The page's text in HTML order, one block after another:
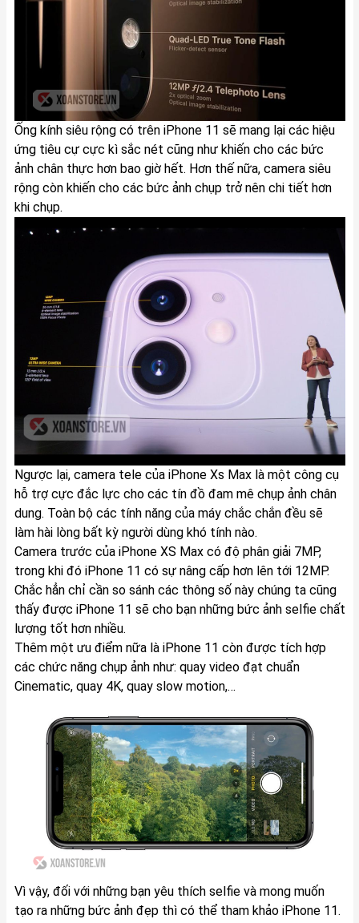
Ống kính siêu rộng có trên iPhone 11 sẽ mang lại các hiệu
ứng tiêu cự cực kì sắc nét cũng như khiến cho các bức
ảnh chân thực hơn bao giờ hết. Hơn thế nữa, camera siêu
rộng còn khiến cho các bức ảnh chụp trở nên chi tiết hơn
khi chụp.
Ngược lại, camera tele của iPhone Xs Max là một công cụ
hỗ trợ cực đắc lực cho các tín đồ đam mê chụp ảnh chân
dung. Toàn bộ các tính năng của máy chắc chắn đều sẽ
làm hài lòng bất kỳ người dùng khó tính nào.
Camera trước của iPhone XS Max có độ phân giải 7MP,
trong khi đó iPhone 11 có sự nâng cấp hơn lên tới 12MP.
Chắc hẳn chỉ cần so sánh các thông số này chúng ta cũng
thấy được iPhone 11 sẽ cho bạn những bức ảnh selfie chất
lượng tốt hơn nhiều.
Thêm một ưu điểm nữa là iPhone 11 còn được tích hợp
các chức năng chụp ảnh như: quay video đạt chuẩn
Cinematic, quay 4K, quay slow motion,…
Vì vậy, đối với những bạn yêu thích selfie và mong muốn
tạo ra những bức ảnh đẹp thì có thể tham khảo iPhone 11.